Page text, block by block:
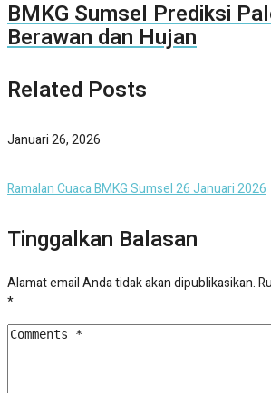
BMKG Sumsel Prediksi
Berawan dan Hujan
Related Posts
Januari 26, 2026
Ramalan Cuaca BMKG Sumsel 26 Januari 2026
Tinggalkan Balasan
Alamat email Anda tidak akan dipublikasikan.
*